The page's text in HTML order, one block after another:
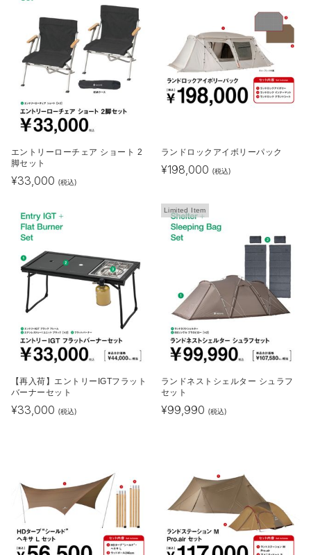
エントリーローチェア ショート 2
脚セット
¥33,000 (税込)
ランドロックアイボリーパック
¥198,000 (税込)
【再入荷】エントリーIGTフラット
バーナーセット
¥33,000 (税込)
Limited Item
ランドネストシェルター シュラフ
セット
¥99,990 (税込)